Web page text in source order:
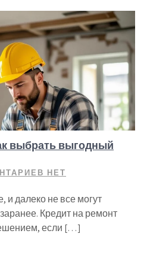
выбрать выгодный
НЕТ
и далеко не все могут
Кредит на ремонт
если […]